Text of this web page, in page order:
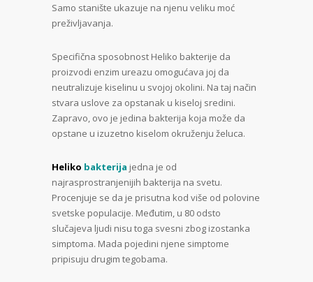
Samo stanište ukazuje na njenu veliku moć
preživljavanja.
Specifična sposobnost Heliko bakterije da
proizvodi enzim ureazu omogućava joj da
neutralizuje kiselinu u svojoj okolini. Na taj način
stvara uslove za opstanak u kiseloj sredini.
Zapravo, ovo je jedina bakterija koja može da
opstane u izuzetno kiselom okruženju želuca.
Heliko bakterija jedna je od
najrasprostranjenijih bakterija na svetu.
Procenjuje se da je prisutna kod više od polovine
svetske populacije. Međutim, u 80 odsto
slučajeva ljudi nisu toga svesni zbog izostanka
simptoma. Mada pojedini njene simptome
pripisuju drugim tegobama.